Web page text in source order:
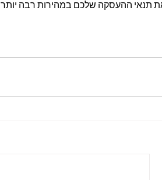
תנאי ההעסקה שלכם במהירות רבה יותר.